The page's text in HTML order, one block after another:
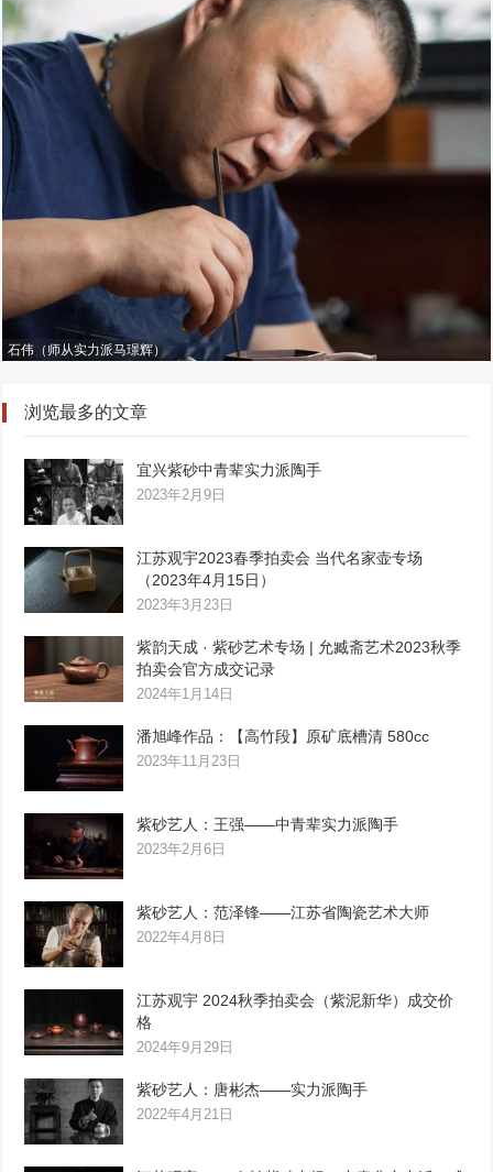
石伟（师从实力派马璟辉）
浏览最多的文章
宜兴紫砂中青辈实力派陶手
2023年2月9日
江苏观宇2023春季拍卖会 当代名家壶专场
（2023年4月15日）
2023年3月23日
紫韵天成 · 紫砂艺术专场 | 允臧斋艺术2023秋季
拍卖会官方成交记录
2024年1月14日
潘旭峰作品：【高竹段】原矿底槽清 580cc
2023年11月23日
紫砂艺人：王强——中青辈实力派陶手
2023年2月6日
紫砂艺人：范泽锋——江苏省陶瓷艺术大师
2022年4月8日
江苏观宇 2024秋季拍卖会（紫泥新华）成交价
格
2024年9月29日
紫砂艺人：唐彬杰——实力派陶手
2022年4月21日